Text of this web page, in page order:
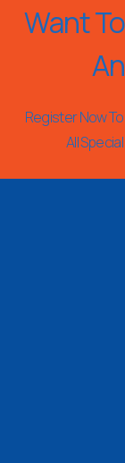
Want
Register Now
All